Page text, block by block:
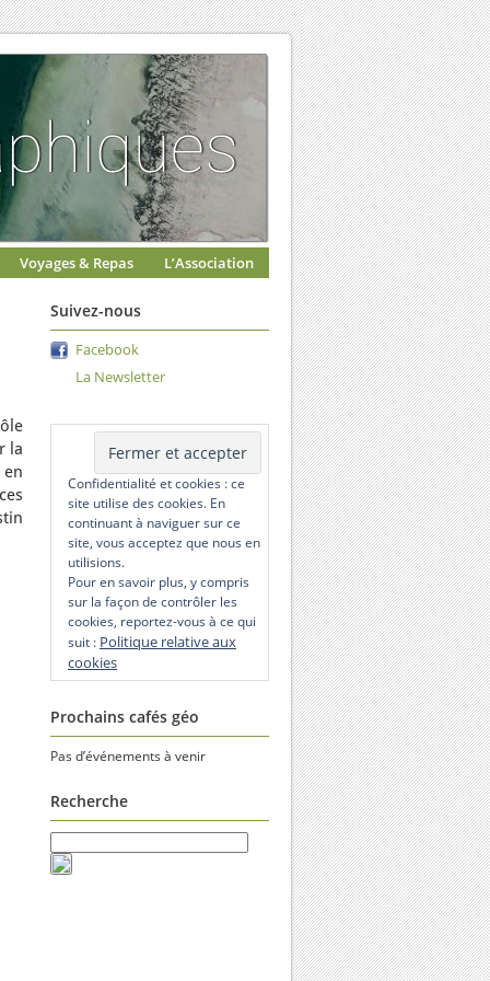
Voyages & Repas L’Association
la
Suivez-nous
Facebook
La Newsletter
Confidentialité et cookies : ce
site utilise des cookies. En
continuant à naviguer sur ce
site, vous acceptez que nous en
utilisions.
Pour en savoir plus, y compris
sur la façon de contrôler les
cookies, reportez-vous à ce qui
suit : Politique relative aux
cookies
Prochains cafés géo
Pas d’événements à venir
Recherche